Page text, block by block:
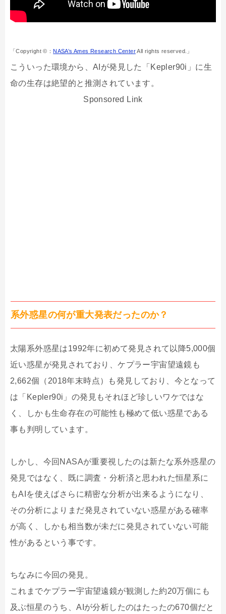
「Copyright ©： NASA’s Ames Research CenterAll rights reserved.」
こういった環境から、AIが発見した「Kepler90i」に生
命の生存は絶望的と推測されています。
Sponsored Link
系外惑星の何が重大発表だったのか？
太陽系外惑星は1992年に初めて発見されて以降5,000個
近い惑星が発見されており、ケプラー宇宙望遠鏡も
2,662個（2018年末時点）も発見しており、今となって
は「Kepler90i」の発見もそれほど珍しいワケではな
く、しかも生命存在の可能性も極めて低い惑星である
事も判明しています。
しかし、今回NASAが重要視したのは新たな系外惑星の
発見ではなく、既に調査・分析済と思われた恒星系に
もAIを使えばさらに精密な分析が出来るようになり、
その分析によりまだ発見されていない惑星がある確率
が高く、しかも相当数が未だに発見されていない可能
性があるという事です。
ちなみに今回の発見。
これまでケプラー宇宙望遠鏡が観測した約20万個にも
及ぶ恒星のうち、AIが分析したのはたったの670個だと